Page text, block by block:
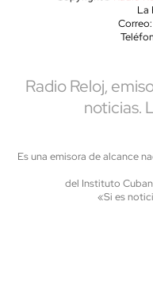
La
Radio Reloj,
noticias.
Es una emisora de alcance
del Instituto
«Si es